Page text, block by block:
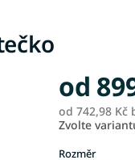
od
od 742,98 Kč
Zvolte
Rozměr